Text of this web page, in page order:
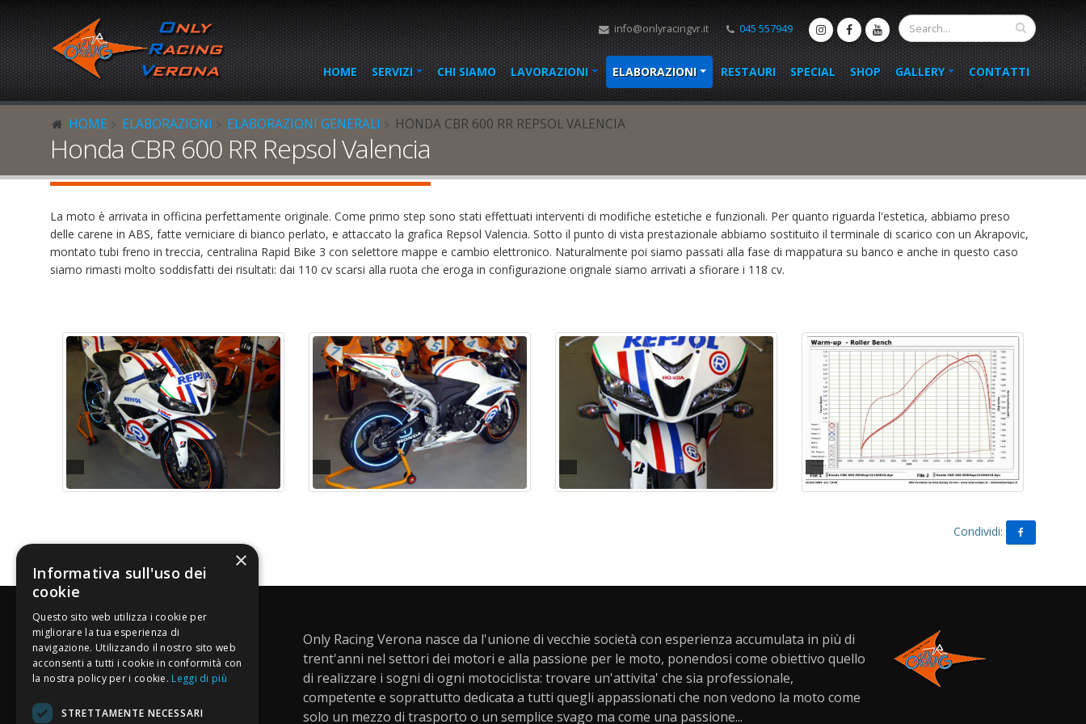
info@onlyracingvr.it 045 557949
HOME SERVIZI CHI SIAMO LAVORAZIONI ELABORAZIONI RESTAURI SPECIAL SHOP GALLERY CONTATTI
HOME ELABORAZIONI ELABORAZIONI GENERALI HONDA CBR 600 RR REPSOL VALENCIA
Honda CBR 600 RR Repsol Valencia
La moto è arrivata in officina perfettamente originale. Come primo step sono stati effettuati interventi di modifiche estetiche e funzionali. Per quanto riguarda l'estetica, abbiamo preso
delle carene in ABS, fatte verniciare di bianco perlato, e attaccato la grafica Repsol Valencia. Sotto il punto di vista prestazionale abbiamo sostituito il terminale di scarico con un Akrapovic,
montato tubi freno in treccia, centralina Rapid Bike 3 con selettore mappe e cambio elettronico. Naturalmente poi siamo passati alla fase di mappatura su banco e anche in questo caso
siamo rimasti molto soddisfatti dei risultati: dai 110 cv scarsi alla ruota che eroga in configurazione orignale siamo arrivati a sfiorare i 118 cv.
Condividi:
Only Racing Verona
Indirizzo:
Via A. Da Legnago 9/a
Telefono:045 557949
Only Racing Verona nasce da l'unione di vecchie società con esperienza accumulata in più di
trent'anni nel settori dei motori e alla passione per le moto, ponendosi come obiettivo quello
di realizzare i sogni di ogni motociclista: trovare un'attivita' che sia professionale,
competente e soprattutto dedicata a tutti quegli appassionati che non vedono la moto come
solo un mezzo di trasporto o un semplice svago ma come una passione...
×
Informativa sull'uso dei
cookie
Questo sito web utilizza i cookie per
migliorare la tua esperienza di
navigazione. Utilizzando il nostro sito web
acconsenti a tutti i cookie in conformità con
la nostra policy per i cookie. Leggi di più
STRETTAMENTE NECESSARI